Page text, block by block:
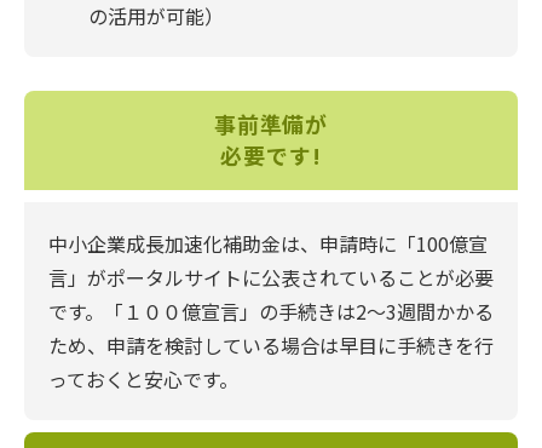
の活用が可能）
事前準備が
必要です!
中小企業成長加速化補助金は、申請時に「100億宣
言」がポータルサイトに公表されていることが必要
です。「１００億宣言」の手続きは2〜3週間かかる
ため、申請を検討している場合は早目に手続きを行
っておくと安心です。